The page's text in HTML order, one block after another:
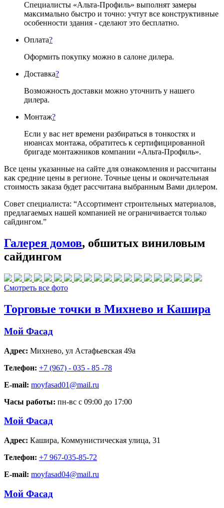
Специалисты «Альта-Профиль» выполнят замеры
максимально быстро и точно: учтут все конструктивные
особенности здания - сделают это бесплатно.
Оплата?
Оформить покупку можно в салоне дилера.
Доставка?
Возможность доставки можно уточнить у нашего
дилера.
Монтаж?
Если у вас нет времени разбираться в тонкостях и
нюансах монтажа, обратитесь к сертифицированной
бригаде монтажников компании «Альта-Профиль».
Все цены указанные на сайте для ознакомления и рассчитаны
как средние цены в регионе. Точные цены и окончательная
стоимость заказа будет рассчитана выбранным Вами дилером.
Совет специалиста: “Ассортимент строительных материалов,
предлагаемых нашей компанией не ограничивается только
сайдингом.”
Галерея домов, обшитых виниловым
сайдингом
Смотреть все фото
Торговые точки в Михнево и Кашира
Мой Фасад
Адрес: Михнево, ул Астафьевская 49а
Телефон: +7 (967) - 035 - 85 -78
E-mail: moyfasad01@mail.ru
Часы работы: пн-вс с 09:00 до 17:00
Мой Фасад
Адрес: Кашира, Коммунистическая улица, 31
Телефон: +7 967-035-85-72
E-mail: moyfasad04@mail.ru
Мой Фасад